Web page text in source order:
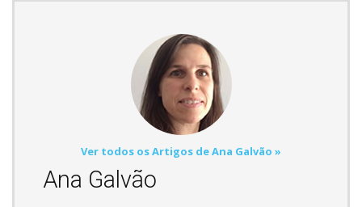
Ver todos os Artigos de Ana Galvão »
Ana Galvão